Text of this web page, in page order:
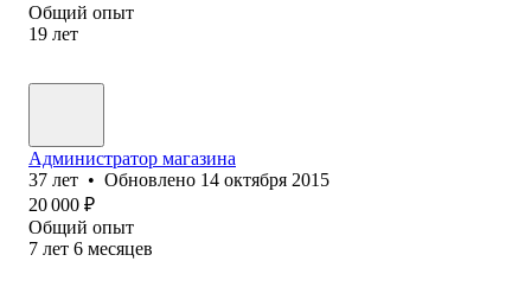
Общий опыт
19 лет
Администратор магазина
37 лет • Обновлено 14 октября 2015
20 000 ₽
Общий опыт
7 лет 6 месяцев